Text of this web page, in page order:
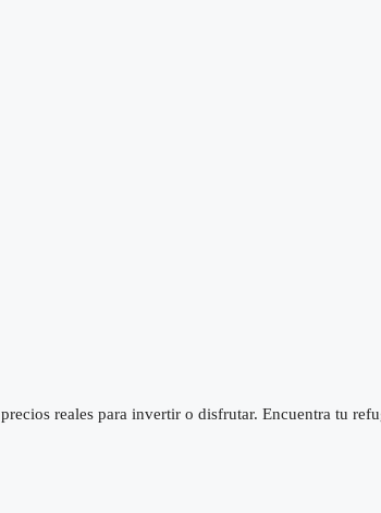
reales para invertir o disfrutar. Encuentra tu